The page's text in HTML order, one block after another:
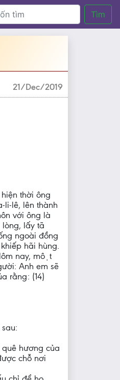
Tìm
21/Dec/2019
thời ông
li-lê, lên thành
với ông là
lấy tã
ngoài đồng
hãi hùng.
nay, một
Anh em sẽ
rằng: (14)
hương của
chỗ nơi